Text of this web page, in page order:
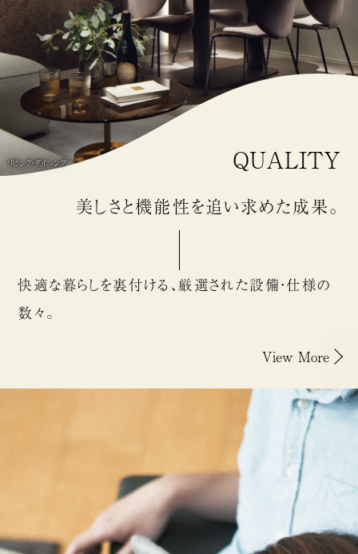
リビング・ダイニング QUALITY
美しさと機能性を追い求めた成果。
快適な暮らしを裏付ける、 厳選された設備・仕様の
数々。
View More